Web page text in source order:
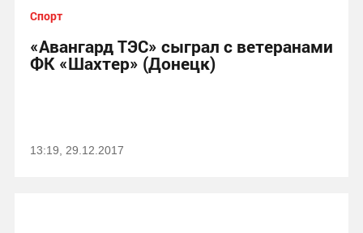
Спорт
«Авангард ТЭС» сыграл с ветеранами
ФК «Шахтер» (Донецк)
13:19, 29.12.2017